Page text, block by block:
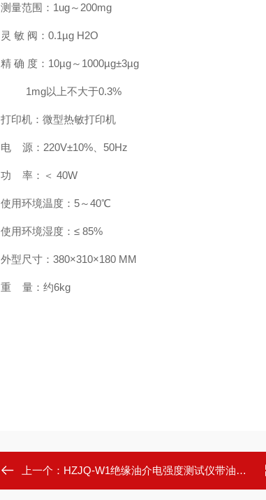
测量范围：1ug～200mg
灵 敏 阀：0.1µg H2O
精 确 度：10µg～1000µg±3µg
1mg以上不大于0.3%
打印机：微型热敏打印机
电 源：220V±10%、50Hz
功 率：＜ 40W
使用环境温度：5～40℃
使用环境湿度：≤ 85%
外型尺寸：380×310×180 MM
重 量：约6kg
上一个： HZJQ-W1绝缘油介电强度测试仪带油温测试